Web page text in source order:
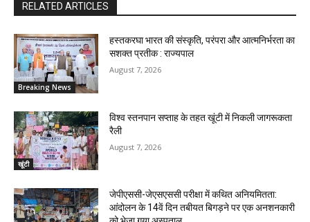
RELATED ARTICLES
Breaking News
हस्तकरघा भारत की संस्कृति, परंपरा और आत्मनिर्भरता का
सशक्त प्रतीक : राज्यपाल
August 7, 2026
खूंटी
विश्व स्तनपान सप्ताह के तहत खूंटी में निकली जागरूकता
रैली
August 7, 2026
जेपीएससी-जेएसएससी परीक्षा में कथित अनियमितता:
आंदोलन के 14वें दिन तबीयत बिगड़ने पर एक अनशनकारी